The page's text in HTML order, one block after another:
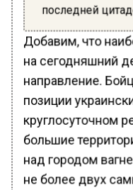
последней
Добавим, что
на сегодняшний
направление.
позиции
круглосуточном
большие
над городом
не более двух